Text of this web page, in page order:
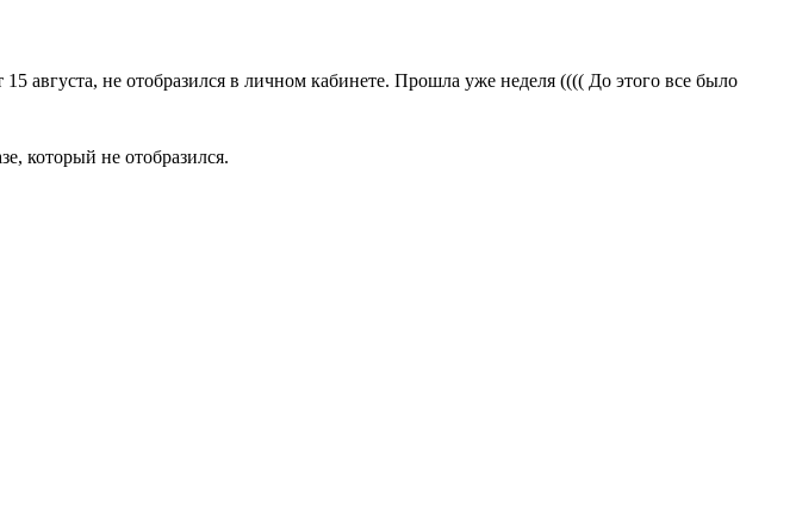
августа, не отобразился в личном кабинете. Прошла уже неделя (((( До этого все было
который не отобразился.